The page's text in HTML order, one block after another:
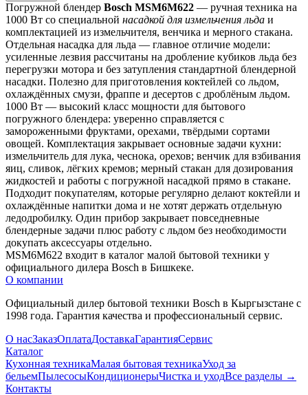
Погружной блендер Bosch MSM6M622 — ручная техника на
1000 Вт со специальной насадкой для измельчения льда и
комплектацией из измельчителя, венчика и мерного стакана.
Отдельная насадка для льда — главное отличие модели:
усиленные лезвия рассчитаны на дробление кубиков льда без
перегрузки мотора и без затупления стандартной блендерной
насадки. Полезно для приготовления коктейлей со льдом,
охлаждённых смузи, фраппе и десертов с дроблёным льдом.
1000 Вт — высокий класс мощности для бытового
погружного блендера: уверенно справляется с
замороженными фруктами, орехами, твёрдыми сортами
овощей. Комплектация закрывает основные задачи кухни:
измельчитель для лука, чеснока, орехов; венчик для взбивания
яиц, сливок, лёгких кремов; мерный стакан для дозирования
жидкостей и работы с погружной насадкой прямо в стакане.
Подходит покупателям, которые регулярно делают коктейли и
охлаждённые напитки дома и не хотят держать отдельную
ледодробилку. Один прибор закрывает повседневные
блендерные задачи плюс работу с льдом без необходимости
докупать аксессуары отдельно.
MSM6M622 входит в каталог малой бытовой техники у
официального дилера Bosch в Бишкеке.
О компании
Официальный дилер бытовой техники Bosch в Кыргызстане с
1998 года. Гарантия качества и профессиональный сервис.
О насЗаказОплатаДоставкаГарантияСервис
Каталог
Кухонная техникаМалая бытовая техникаУход за
бельемПылесосыКондиционерыЧистка и уходВсе разделы →
Контакты